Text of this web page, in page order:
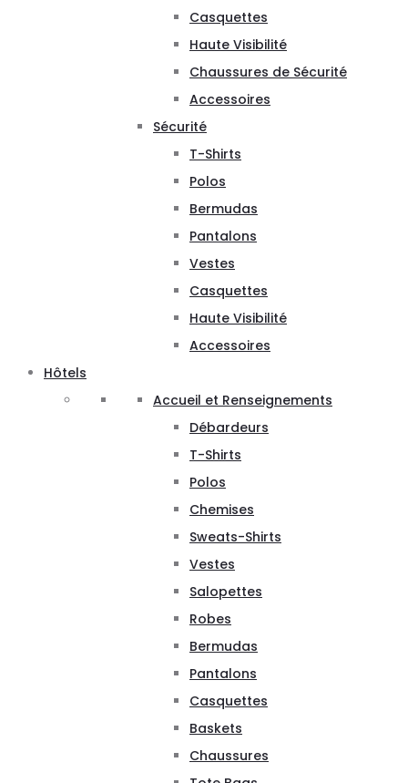
Casquettes
Haute Visibilité
Chaussures de Sécurité
Accessoires
Sécurité
T-Shirts
Polos
Bermudas
Pantalons
Vestes
Casquettes
Haute Visibilité
Accessoires
Hôtels
Accueil et Renseignements
Débardeurs
T-Shirts
Polos
Chemises
Sweats-Shirts
Vestes
Salopettes
Robes
Bermudas
Pantalons
Casquettes
Baskets
Chaussures